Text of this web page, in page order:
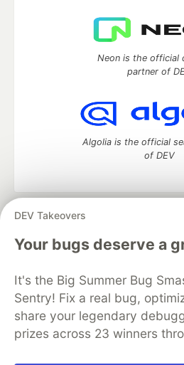
DEV Takeovers
Your bugs deserve a
It's the Big Summer Bug
Sentry! Fix a real bug,
share your legendary
prizes across 23 winners
Neon is the official
partner of
Algolia is the official
of DEV
DEV Community
— A space to
development and manage
Home
DEV Challenges
Organization Accounts
DEV
Free Postgres Database
Code of Conduct
Privacy
Built on
— the open source
and other inclusive